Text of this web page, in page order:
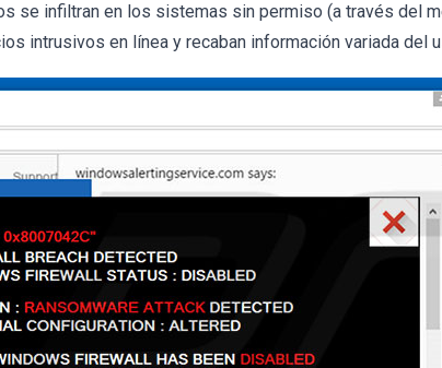
se infiltran en los sistemas sin permiso (a través del
intrusivos en línea y recaban información variada del